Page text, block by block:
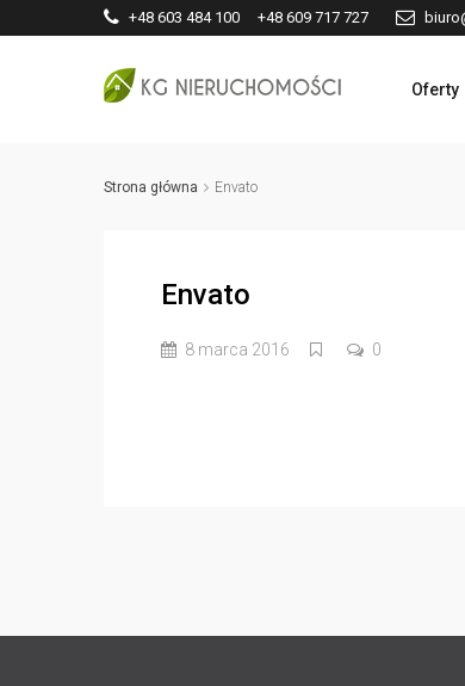
+48 603 484 100 +48 609 717 727
Oferty
Strona główna Envato
Envato
8 marca 2016 0